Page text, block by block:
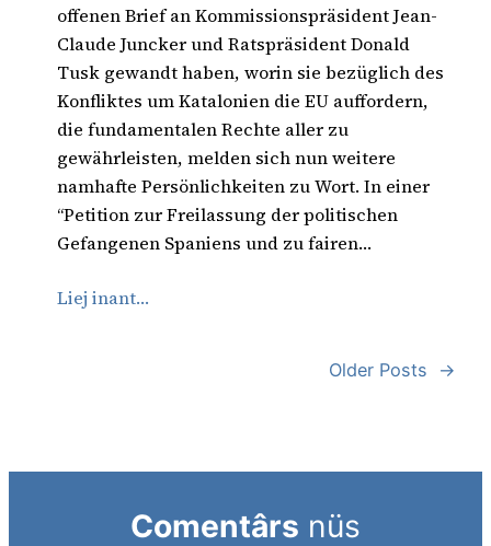
offenen Brief an Kommissionspräsident Jean-
Claude Juncker und Ratspräsident Donald
Tusk gewandt haben, worin sie bezüglich des
Konfliktes um Katalonien die EU auffordern,
die fundamentalen Rechte aller zu
gewährleisten, melden sich nun weitere
namhafte Persönlichkeiten zu Wort. In einer
“Petition zur Freilassung der politischen
Gefangenen Spaniens und zu fairen…
Liej inant…
Older Posts →
Comentârs nüs